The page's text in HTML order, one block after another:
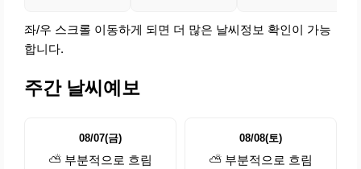
좌/우 스크롤 이동하게 되면 더 많은 날씨정보 확인이 가능
합니다.
주간 날씨예보
08/07(금)
⛅ 부분적으로 흐림
08/08(토)
⛅ 부분적으로 흐림